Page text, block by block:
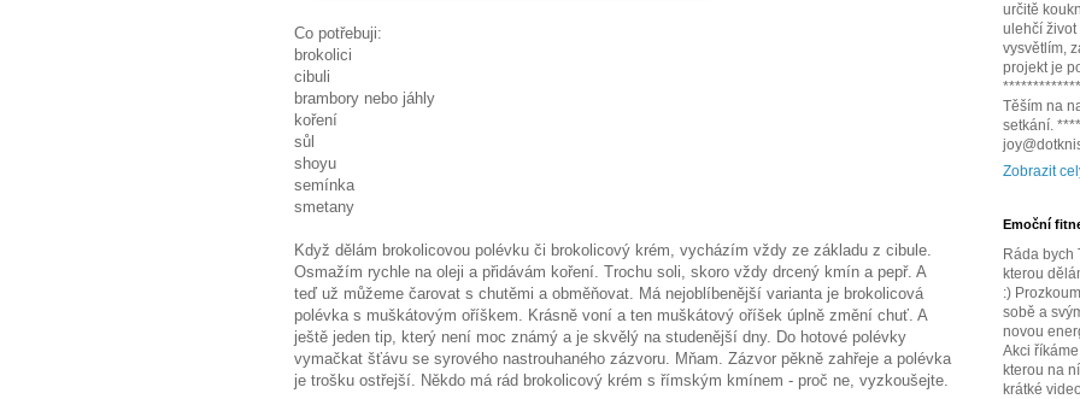
Co potřebuji:
brokolici
cibuli
brambory nebo jáhly
koření
sůl
shoyu
semínka
smetany
Když dělám brokolicovou polévku či brokolicový krém, vycházím vždy ze základu z cibule.
Osmažím rychle na oleji a přidávám koření. Trochu soli, skoro vždy drcený kmín a pepř. A
teď už můžeme čarovat s chutěmi a obměňovat. Má nejoblíbenější varianta je brokolicová
polévka s muškátovým oříškem. Krásně voní a ten muškátový oříšek úplně změní chuť. A
ještě jeden tip, který není moc známý a je skvělý na studenější dny. Do hotové polévky
vymačkat šťávu se syrového nastrouhaného zázvoru. Mňam. Zázvor pěkně zahřeje a polévka
je trošku ostřejší. Někdo má rád brokolicový krém s římským kmínem - proč ne, vyzkoušejte.
určitě
ulehčí život
vysvětlím,
projekt je
Těším na
setkání.
Zobrazit
Emoční
Ráda bych
kterou
:)
sobě a
novou
Akci říkáme
kterou na
krátké